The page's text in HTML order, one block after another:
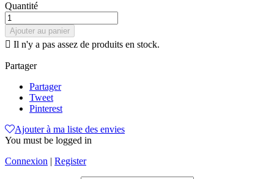
Quantité
Ajouter au panier
 Il n'y a pas assez de produits en stock.
Partager
Partager
Tweet
Pinterest
Ajouter à ma liste des envies
You must be logged in
Connexion | Register